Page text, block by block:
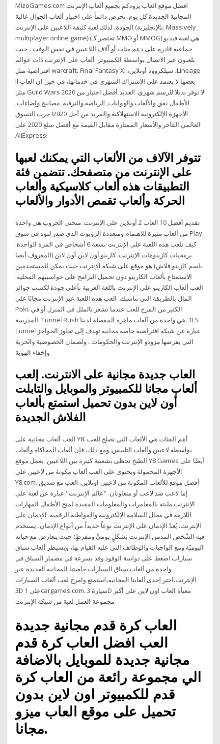
MizoGames.com افضل موقع العاب يزودكم بجميع ألعاب الإنترنت
المجانية الجديدة كل يوم. نحرص دائماً على اختيار ألعاب الجوال عالية
الجودة، لذلك لعبة كثيفة اللاعبين على الإنترنت (بالإنجليزية: Massively
multiplayer online game)‏ (تختصر كـ MMO أو MMOG) هي لعبة فيديو
جماعية قادرة على دعم مئات أو آلاف اللاعبين في نفس الوقت ، حيث
يلعبون عبر الاتصال بواسطة الكمبيوتر. ألعاب على الإنترنت ذات عوالم
افتراضية مثل warcraft، Final Fantasy XI ،سيلكروود أونلاين ،Lineage
II بعضها لا يعتمد على الاشتراك الشهرى في خدماتها، في حين ان العاب
مثل Guild Wars لا توفر بديلا للرسم شهري. العديد أفضل اختيار من 2020
الأطفال نفق والألعاب والهوايات, الرياضة والترفيه, مصابيح وإضاءات,
الأجهزة الإلكترونية الاستهلاكية والمزيد من أجل 2020! جرب التسوق
العالمي الفاخر والأسعار الممتازة مقابل القيمة مع أفضل سلع 2020 على
AliExpress!
تتوفر الآلاف من الألعاب التي يمكنك لعبها
على الإنترنت من متصفحك. تتضمن فئة
التطبيقات هذه ألعاب كلاسيكية وألعاب
تقديم أفضل 10 العاب 2 أونلاين على الإنترنت. منحنى الحروب هي واحدة
من ألعاب مثيرة للاهتمام ومتعددة الروبوت الذي صدر لتوه في سوق Play.
كيف تلعب هذه اللعبة على الإنترنت بسعة 6 أشخاص في المرة الواحدة.
برمجيات كازينوهات الإنترنت. كازينو أون لاين أون لاين (المعروف أيضا
باسم كازينو فلاش) هو موقع على شبكة الإنترنت حيث يمكن للمستخدمين
الاستمتاع بألعاب الكازينو دون تحميل البرامج على حواسيبهم المحلية.
العب ألعاب الكازينو على الإنترنت باللغة العربية بأعلى جودة لكسب جوائز
المال بالطريقة التي تناسبك. العب هذه اللعبة عبر الإنترنت مجانًا على
Poki. الكثير من المرح للعب عندما تشعر بالملل في المنزل أو في
المدرسة. Tunnel Rush هي واحدة من ألعاب ماهرة المفضلة لدينا. TLS
Tunnel عبارة عن شبكة افتراضية خاصة مجانية تهدف إلى تجاوز الحواجز
التي يفرضها مزودو الإنترنت والحكومات ، ولضمان الخصوصية والحرية
العاب جديدة مجانية على الانترنت. إلعب
ألعاب مجانا للكمبيوتر والموبايل والتابلت
أون لاين بدون تحميل استمتع بألعاب
الفلاش الجديدة
العب ألعاب مجانية على Y8. أهم الفئات هي الألعاب التي تصلح للعب
بواسطة لاعبين وألعاب التلبيس. ومع ذلك، فإن ألعاب المحاكاة وألعاب
الطبخ تحظى بشعبية كبيرة بين اللاعبين. يعمل موقع Y8 Games أيضًا على
الأجهزة المحمولة ويحتوي على العب ألعاب مكونة من لاعبين علي
Y8.com. أفضل موقع للألعاب المكونة من لاعبين اونلاين. العب مع صديق
إما لاعب ضد لاعب أو متعاونان. "عالم الإنترنت" عبارة عن لعبة على
الإنترنت مليئة بالمغامرات والمعلومات المفيدة لمنح الأطفال المهارات
اللازمة في مجال السلامة الإلكترونية والمواطنة الرقمية. الإدمان على
الإنترنت. يُعدّ الإدمان على الإنترنت نوعاً جديداً من أنواع الإدمان، يستخدم
فيه الشّخص المدمن الإنترنت بشكلٍ يوميٍّ ومفرطٍ؛ حيث يتعارض مع حياته
اليوميّة ومع الواجبات والوظائف التي عليه القيام بها، ويسيطر ألعاب سباق
سيارات:اضغط على دواسة الوقود وقد بسرعة في مضمار السباق في
واحدة من ألعاب سباق السيارات خاصتنا المجانية العديدة عبر
الإنترنت.اختر إحدى ألعابنا المجانية،استمتع وامرح لعب ألعاب السيارات
3D على 1cargames.com. سيارة 3D معبأة العاب اون لاين على أكبر
مجموعة العمل لعبة من شبكة الإنترنت.
العاب كرة قدم مجانية جديدة
العب افضل العاب كرة قدم
مجانية جديدة للموبايل بالاضافة
الي مجموعة رائعة من العاب كرة
قدم للكمبيوتر اون لاين بدون
تحميل على موقع العاب ميزو
مجانا.